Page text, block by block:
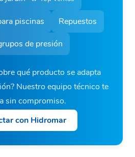
piscinas
Repuestos
de presión
qué producto se adapta
Nuestro equipo técnico te
sin compromiso.
con Hidromar